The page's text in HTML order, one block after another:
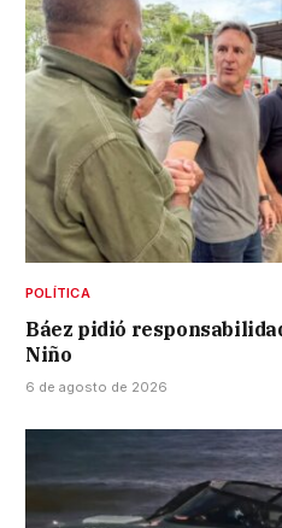
POLÍTICA
Báez pidió
Niño
6 de agosto de 2026